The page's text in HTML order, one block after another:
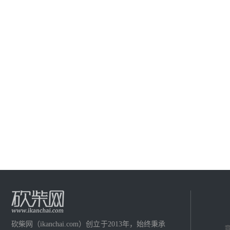
砍柴网（ikanchai.com）创立于2013年，始终秉承